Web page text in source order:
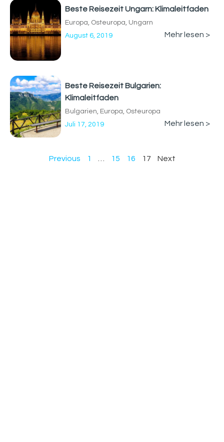
Beste Reisezeit Ungarn: Klimaleitfaden
Europa, Osteuropa, Ungarn
August 6, 2019
Mehr lesen >
Beste Reisezeit Bulgarien:
Klimaleitfaden
Bulgarien, Europa, Osteuropa
Juli 17, 2019
Mehr lesen >
Previous 1 15 16 17 Next